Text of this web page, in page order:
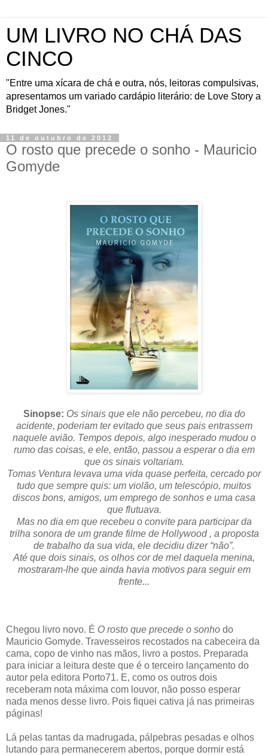
UM LIVRO NO CHÁ DAS
CINCO
"Entre uma xícara de chá e outra, nós, leitoras compulsivas,
apresentamos um variado cardápio literário: de Love Story a
Bridget Jones."
11 de outubro de 2012
O rosto que precede o sonho - Mauricio
Gomyde
Sinopse: Os sinais que ele não percebeu, no dia do
acidente, poderiam ter evitado que seus pais entrassem
naquele avião. Tempos depois, algo inesperado mudou o
rumo das coisas, e ele, então, passou a esperar o dia em
que os sinais voltariam.
Tomas Ventura levava uma vida quase perfeita, cercado por
tudo que sempre quis: um violão, um telescópio, muitos
discos bons, amigos, um emprego de sonhos e uma casa
que flutuava.
Mas no dia em que recebeu o convite para participar da
trilha sonora de um grande filme de Hollywood , a proposta
de trabalho da sua vida, ele decidiu dizer “não”.
Até que dois sinais, os olhos cor de mel daquela menina,
mostraram-lhe que ainda havia motivos para seguir em
frente...
Chegou livro novo. É O rosto que precede o sonho do
Mauricio Gomyde. Travesseiros recostados na cabeceira da
cama, copo de vinho nas mãos, livro a postos. Preparada
para iniciar a leitura deste que é o terceiro lançamento do
autor pela editora Porto71. E, como os outros dois
receberam nota máxima com louvor, não posso esperar
nada menos desse livro. Pois fiquei cativa já nas primeiras
páginas!
Lá pelas tantas da madrugada, pálpebras pesadas e olhos
lutando para permanecerem abertos, porque dormir está